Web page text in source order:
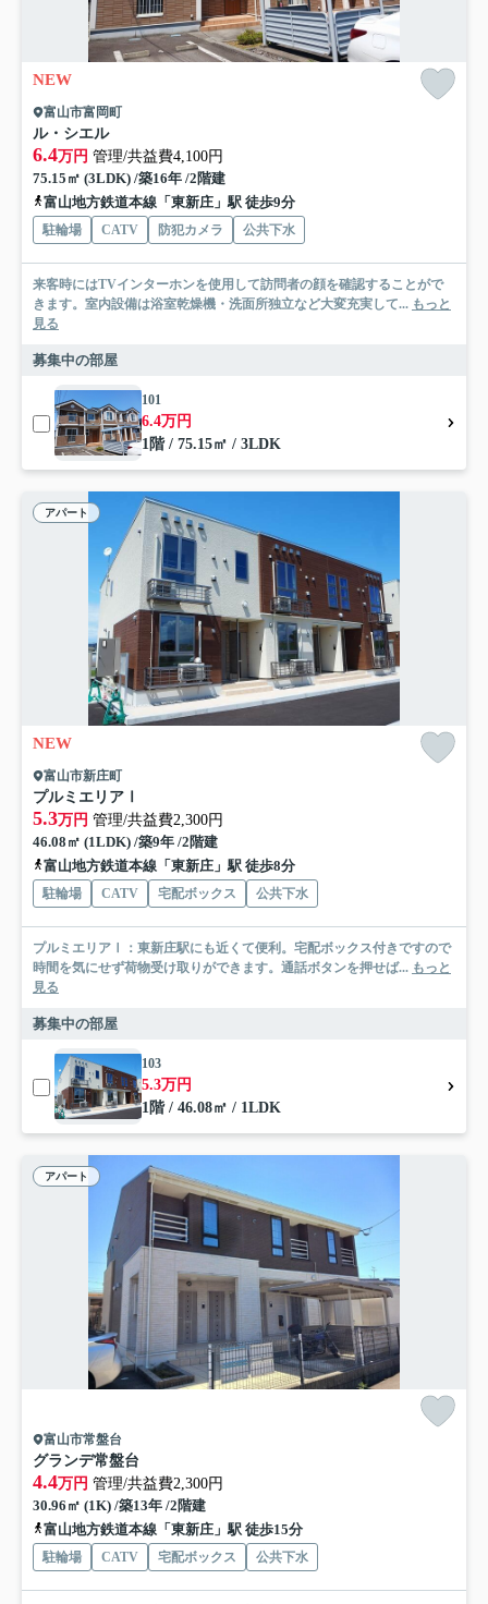
NEW
富山市富岡町
ル・シエル
6.4万円 管理/共益費4,100円
75.15㎡ (3LDK) /築16年 /2階建
富山地方鉄道本線「東新庄」駅 徒歩9分
駐輪場 CATV 防犯カメラ 公共下水
来客時にはTVインターホンを使用して訪問者の顔を確認することがで
きます。室内設備は浴室乾燥機・洗面所独立など大変充実して... もっと
見る
募集中の部屋
101
6.4万円
1階 / 75.15㎡ / 3LDK
アパート
NEW
富山市新庄町
プルミエリアⅠ
5.3万円 管理/共益費2,300円
46.08㎡ (1LDK) /築9年 /2階建
富山地方鉄道本線「東新庄」駅 徒歩8分
駐輪場 CATV 宅配ボックス 公共下水
プルミエリアⅠ：東新庄駅にも近くて便利。宅配ボックス付きですので
時間を気にせず荷物受け取りができます。通話ボタンを押せば... もっと
見る
募集中の部屋
103
5.3万円
1階 / 46.08㎡ / 1LDK
アパート
富山市常盤台
グランデ常盤台
4.4万円 管理/共益費2,300円
30.96㎡ (1K) /築13年 /2階建
富山地方鉄道本線「東新庄」駅 徒歩15分
駐輪場 CATV 宅配ボックス 公共下水